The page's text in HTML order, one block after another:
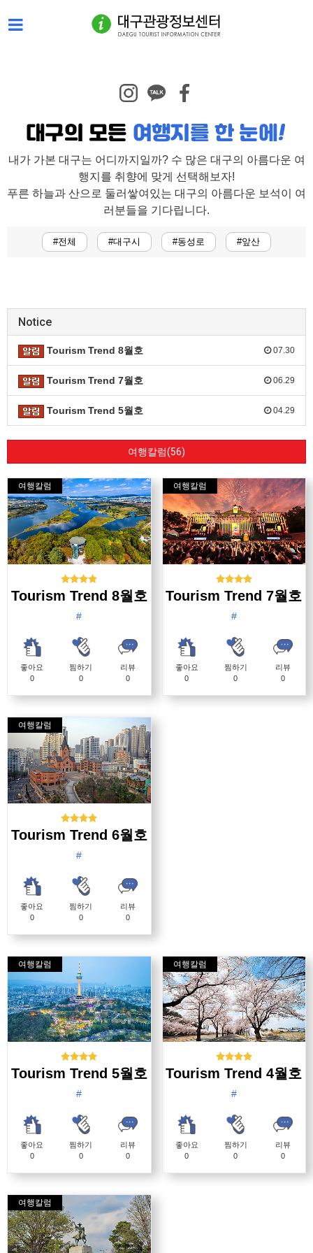
내가 가본 대구는 어디까지일까? 수 많은 대구의 아름다운 여
행지를 취향에 맞게 선택해보자!
푸른 하늘과 산으로 둘러쌓여있는 대구의 아름다운 보석이 여
러분들을 기다립니다.
#전체 #대구시 #동성로 #앞산
Notice
07.30
Tourism Trend 8월호
06.29
Tourism Trend 7월호
04.29
Tourism Trend 5월호
여행칼럼(56)
여행칼럼
Tourism Trend 8월호
#
좋아요
0
찜하기
0
리뷰
0
여행칼럼
Tourism Trend 7월호
#
좋아요
0
찜하기
0
리뷰
0
여행칼럼
Tourism Trend 6월호
#
좋아요
0
찜하기
0
리뷰
0
여행칼럼
Tourism Trend 5월호
#
좋아요
0
찜하기
0
리뷰
0
여행칼럼
Tourism Trend 4월호
#
좋아요
0
찜하기
0
리뷰
0
여행칼럼